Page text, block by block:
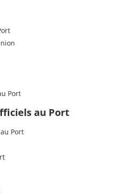
Port
au Port
Port